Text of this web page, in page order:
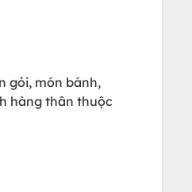
gỏi, món bánh,
hàng thân thuộc